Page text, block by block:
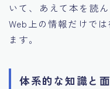
いて、あえて本を読
Web上の情報だけで
ます。
体系的な知識と